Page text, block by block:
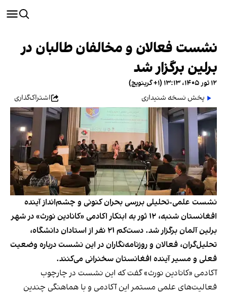
نشست فعالان و مخالفان طالبان در
برلین برگزار شد
۱۲ ثور ۱۴۰۵، ۱۳:۱۳ (‎+۱ گرینویچ)
پخش نسخه شنیداری
اشتراک‌گذاری
نشست علمی-تحلیلی بررسی بحران کنونی و چشم‌انداز آینده
افغانستان شنبه، ۱۲ ثور به ابتکار اکادمی «کانادین نورث» در شهر
برلین آلمان برگزار شد. دست‌کم ۲۱ نفر از استادان دانشگاه،
تحلیل‌گران، فعالان و روزنامه‌نگاران در این نشست درباره وضعیت
فعلی و مسیر آینده افغانستان سخنرانی می‌کنند.
آکادمی «کانادین نورث» گفت که این نشست در چارچوب
فعالیت‌های علمی مستمر این آکادمی و با هماهنگی چندین